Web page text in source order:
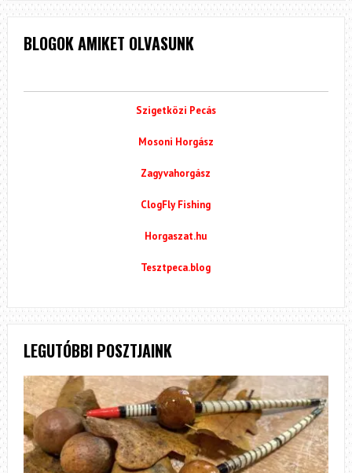
BLOGOK AMIKET OLVASUNK
Szigetközi Pecás
Mosoni Horgász
Zagyvahorgász
ClogFly Fishing
Horgaszat.hu
Tesztpeca.blog
LEGUTÓBBI POSZTJAINK